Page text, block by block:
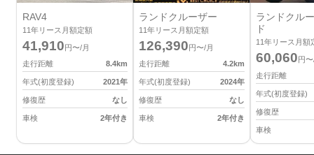
RAV4
11年リース月額定額
41,910円〜/月
走行距離
8.4km
年式(初度登録) 2021年
修復歴 なし
車検 2年付き
ランドクルーザー
11年リース月額定額
126,390円〜/月
走行距離
4.2km
年式(初度登録) 2024年
修復歴 なし
車検 2年付き
ランドクル
ド
11年リース月額
60,060円
走行距離
年式(初度登録)
修復歴
車検